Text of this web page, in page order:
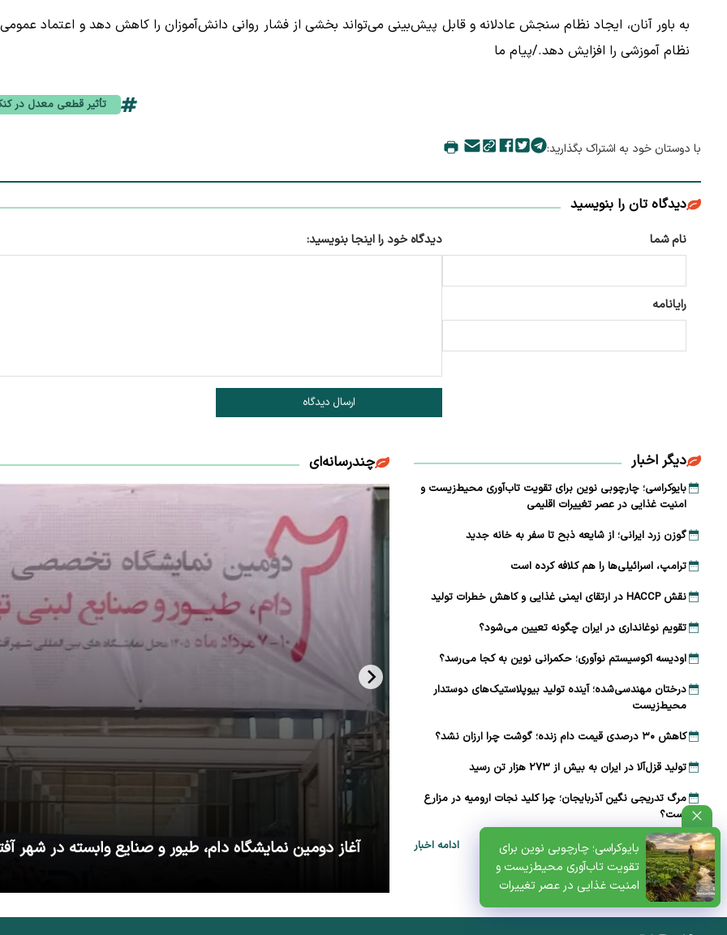
بایوکراسی؛ چارچوبی نوین برای
تقویت تاب‌آوری محیط‌زیست و
امنیت غذایی در عصر تغییرات
اقلیمی
به باور آنان، ایجاد نظام سنجش عادلانه و قابل پیش‌بینی می‌تواند بخشی از فشار روانی دانش‌آموزان را کاهش دهد و اعتماد
نظام آموزشی را افزایش دهد./پیام ما
تأثیر قطعی معدل در
با دوستان خود به اشتراک بگذارید:
دیدگاه تان را بنویسید
نام شما
رایانامه
دیدگاه خود را اینجا بنویسید:
ارسال دیدگاه
دیگر اخبار
بایوکراسی؛ چارچوبی نوین برای تقویت تاب‌آوری محیط‌زیست و
امنیت غذایی در عصر تغییرات اقلیمی
گوزن زرد ایرانی؛ از شایعه ذبح تا سفر به خانه جدید
ترامپ، اسرائیلی‌ها را هم کلافه کرده است
نقش HACCP در ارتقای ایمنی غذایی و کاهش خطرات تولید
تقویم نوغانداری در ایران چگونه تعیین می‌شود؟
اودیسه اکوسیستم نوآوری؛ حکمرانی نوین به کجا می‌رسد؟
درختان مهندسی‌شده؛ آینده تولید بیوپلاستیک‌های دوستدار
محیط‌زیست
کاهش ۳۰ درصدی قیمت دام زنده؛ گوشت چرا ارزان نشد؟
تولید قزل‌آلا در ایران به بیش از ۲۷۳ هزار تن رسید
مرگ تدریجی نگین آذربایجان؛ چرا کلید نجات ارومیه در مزارع
است؟
ادامه اخبار
چندرسانه‌ای
آغاز دومین نمایشگاه دام، طیور و صنایع وابسته در شهر